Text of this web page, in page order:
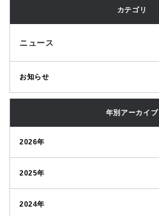
カテゴリ
ニュース
お知らせ
年別アーカイブ
2026年
2025年
2024年